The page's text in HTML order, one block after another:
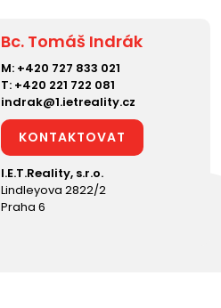
Bc. Tomáš Indrák
M: +420 727 833 021
T: +420 221 722 081
indrak@1.ietreality.cz
KONTAKTOVAT
I.E.T.Reality, s.r.o.
Lindleyova 2822/2
Praha 6